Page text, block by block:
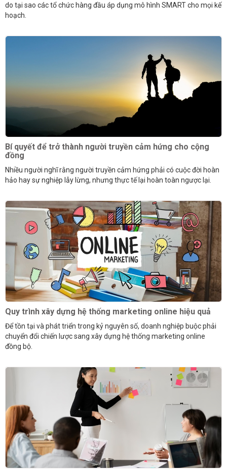
do tại sao các tổ chức hàng đầu áp dụng mô hình SMART cho mọi kế
hoạch.
Bí quyết để trở thành người truyền cảm hứng cho cộng
đồng
Nhiều người nghĩ rằng người truyền cảm hứng phải có cuộc đời hoàn
hảo hay sự nghiệp lẫy lừng, nhưng thực tế lại hoàn toàn ngược lại.
Quy trình xây dựng hệ thống marketing online hiệu quả
Để tồn tại và phát triển trong kỷ nguyên số, doanh nghiệp buộc phải
chuyển đổi chiến lược sang xây dựng hệ thống marketing online
đồng bộ.